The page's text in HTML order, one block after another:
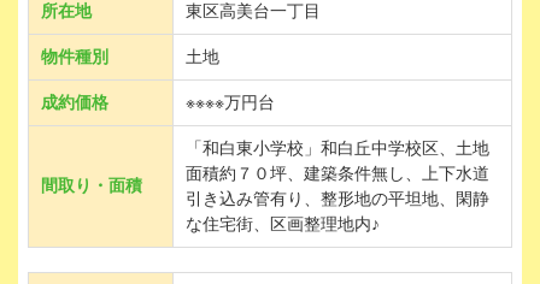
所在地 東区高美台一丁目
物件種別 土地
成約価格 ※※※※万円台
間取り・面積
「和白東小学校」和白丘中学校区、土地
面積約７０坪、建築条件無し、上下水道
引き込み管有り、整形地の平坦地、閑静
な住宅街、区画整理地内♪